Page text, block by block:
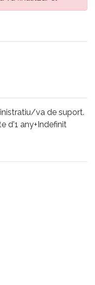
va de suport.
d'1 any+Indefinit